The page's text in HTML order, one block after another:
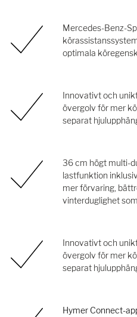
Mercedes-Benz-
optimala
Innovativt och
övergolv för mer
separat
36 cm högt multi-
lastfunktion
mer förvaring,
vinterduglighet
Innovativt och
övergolv för mer
separat
Hymer Connect-